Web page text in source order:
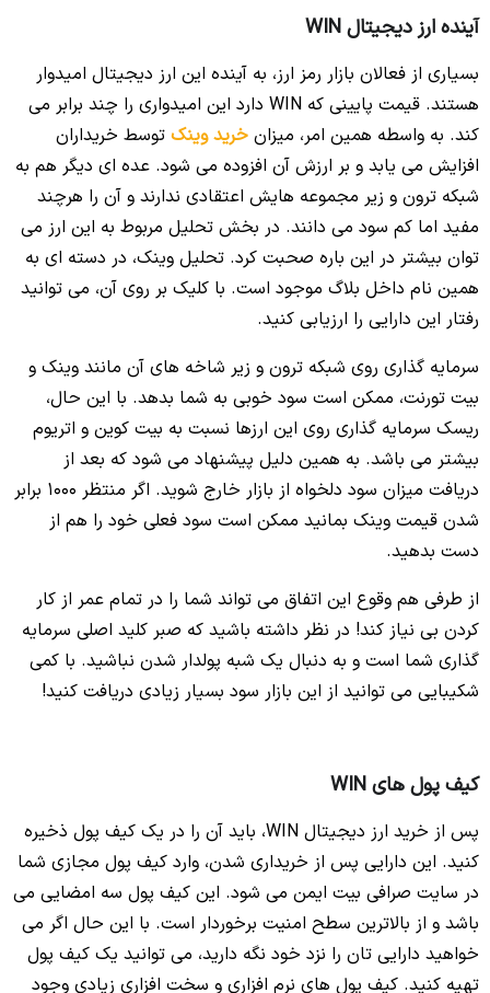
آینده ارز دیجیتال WIN
بسیاری از فعالان بازار رمز ارز، به آینده این ارز دیجیتال امیدوار
هستند. قیمت پایینی که WIN دارد این امیدواری را چند برابر می
کند. به واسطه همین امر، میزان خرید وینک توسط خریداران
افزایش می یابد و بر ارزش آن افزوده می شود. عده ای دیگر هم به
شبکه ترون و زیر مجموعه هایش اعتقادی ندارند و آن را هرچند
مفید اما کم سود می دانند. در بخش تحلیل مربوط به این ارز می
توان بیشتر در این باره صحبت کرد. تحلیل وینک، در دسته ای به
همین نام داخل بلاگ موجود است. با کلیک بر روی آن، می توانید
رفتار این دارایی را ارزیابی کنید.
سرمایه گذاری روی شبکه ترون و زیر شاخه های آن مانند وینک و
بیت تورنت، ممکن است سود خوبی به شما بدهد. با این حال،
ریسک سرمایه گذاری روی این ارزها نسبت به بیت کوین و اتریوم
بیشتر می باشد. به همین دلیل پیشنهاد می شود که بعد از
دریافت میزان سود دلخواه از بازار خارج شوید. اگر منتظر 1000 برابر
شدن قیمت وینک بمانید ممکن است سود فعلی خود را هم از
دست بدهید.
از طرفی هم وقوع این اتفاق می تواند شما را در تمام عمر از کار
کردن بی نیاز کند! در نظر داشته باشید که صبر کلید اصلی سرمایه
گذاری شما است و به دنبال یک شبه پولدار شدن نباشید. با کمی
شکیبایی می توانید از این بازار سود بسیار زیادی دریافت کنید!
کیف پول های WIN
پس از خرید ارز دیجیتال WIN، باید آن را در یک کیف پول ذخیره
کنید. این دارایی پس از خریداری شدن، وارد کیف پول مجازی شما
در سایت صرافی بیت ایمن می شود. این کیف پول سه امضایی می
باشد و از بالاترین سطح امنیت برخوردار است. با این حال اگر می
خواهید دارایی تان را نزد خود نگه دارید، می توانید یک کیف پول
تهیه کنید. کیف پول های نرم افزاری و سخت افزاری زیادی وجود